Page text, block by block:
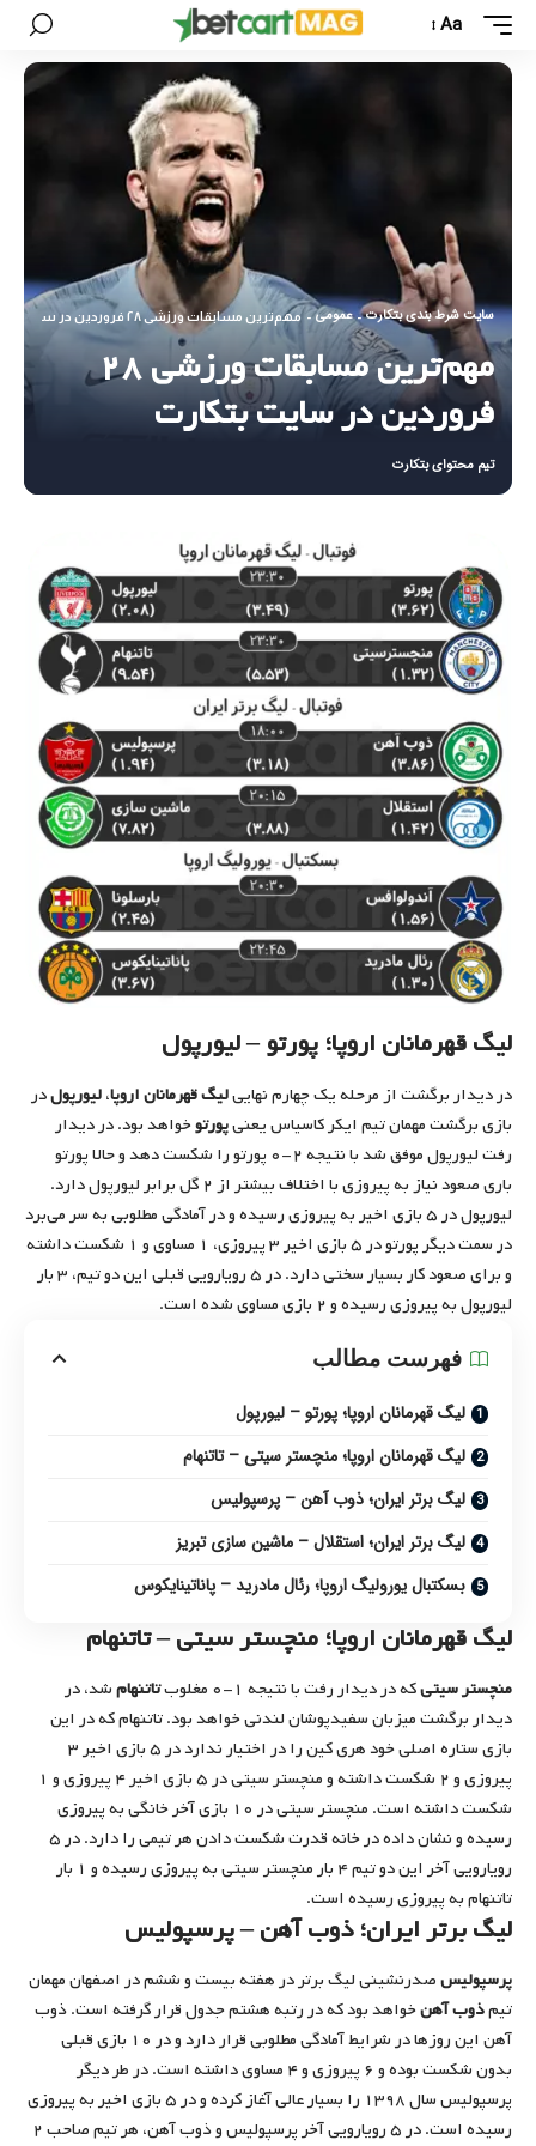
Aa
سایت شرط بندی بتکارت - عمومی - مهم‌ترین مسابقات ورزشی ۲۸ فروردین در سایت بتکارت
مهم‌ترین مسابقات ورزشی ۲۸
فروردین در سایت بتکارت
تیم محتوای بتکارت
لیگ قهرمانان اروپا؛ پورتو – لیورپول
در دیدار برگشت از مرحله یک چهارم نهاییلیگ قهرمانان اروپا،لیورپولدر
بازی برگشت مهمان تیم ایکر کاسیاس یعنیپورتوخواهد بود. در دیدار
رفت لیورپول موفق شد با نتیجه ۲-۰ پورتو را شکست دهد و حالا پورتو
باری صعود نیاز به پیروزی با اختلاف بیشتر از ۲ گل برابر لیورپول دارد.
لیورپول در ۵ بازی اخیر به پیروزی رسیده و در آمادگی مطلوبی به سر می‌برد
در سمت دیگر پورتو در ۵ بازی اخیر ۳ پیروزی، ۱ مساوی و ۱ شکست داشته
و برای صعود کار بسیار سختی دارد. در ۵ رویارویی قبلی این دو تیم، ۳ بار
لیورپول به پیروزی رسیده و ۲ بازی مساوی شده است.
فهرست مطالب
لیگ قهرمانان اروپا؛ پورتو – لیورپول
لیگ قهرمانان اروپا؛ منچستر سیتی – تاتنهام
لیگ برتر ایران؛ ذوب آهن – پرسپولیس
لیگ برتر ایران؛ استقلال – ماشین سازی تبریز
بسکتبال یورولیگ اروپا؛ رئال مادرید – پاناتینایکوس
لیگ قهرمانان اروپا؛ منچستر سیتی – تاتنهام
منچستر سیتیکه در دیدار رفت با نتیجه ۱-۰ مغلوب تاتنهامشد، در
دیدار برگشت میزبان سفیدپوشان لندنی خواهد بود. تاتنهام که در این
بازی ستاره اصلی خود هری کین را در اختیار ندارد در ۵ بازی اخیر ۳
پیروزی و ۲ شکست داشته و منچستر سیتی در ۵ بازی اخیر ۴ پیروزی و ۱
شکست داشته است. منچستر سیتی در ۱۰ بازی آخر خانگی به پیروزی
رسیده و نشان داده در خانه قدرت شکست دادن هر تیمی را دارد. در ۵
رویارویی آخر این دو تیم ۴ بار منچستر سیتی به پیروزی رسیده و ۱ بار
تاتنهام به پیروزی رسیده است.
لیگ برتر ایران؛ ذوب آهن – پرسپولیس
پرسپولیسصدرنشینی لیگ برتر در هفته بیست و ششم در اصفهان مهمان
تیمذوب آهنخواهد بود که در رتبه هشتم جدول قرار گرفته است. ذوب
آهن این روزها در شرایط آمادگی مطلوبی قرار دارد و در ۱۰ بازی قبلی
بدون شکست بوده و ۶ پیروزی و ۴ مساوی داشته است. در طر دیگر
پرسپولیس سال ۱۳۹۸ را بسیار عالی آغاز کرده و در ۵ بازی اخیر به پیروزی
رسیده است. در ۵ رویارویی آخر پرسپولیس و ذوب آهن، هر تیم صاحب ۲